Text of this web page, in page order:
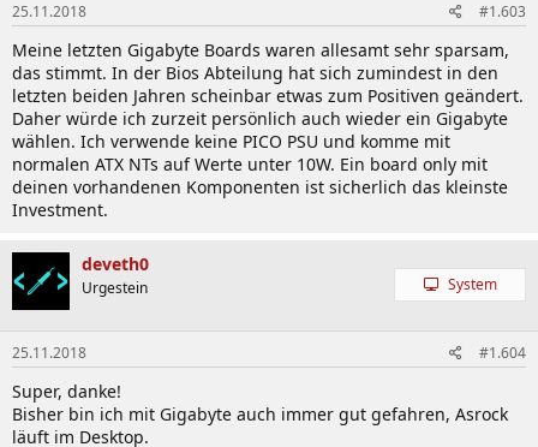
25.11.2018 #1.603
Meine letzten Gigabyte Boards waren allesamt sehr sparsam,
das stimmt. In der Bios Abteilung hat sich zumindest in den
letzten beiden Jahren scheinbar etwas zum Positiven geändert.
Daher würde ich zurzeit persönlich auch wieder ein Gigabyte
wählen. Ich verwende keine PICO PSU und komme mit
normalen ATX NTs auf Werte unter 10W. Ein board only mit
deinen vorhandenen Komponenten ist sicherlich das kleinste
Investment.
deveth0
Urgestein System
25.11.2018 #1.604
Super, danke!
Bisher bin ich mit Gigabyte auch immer gut gefahren, Asrock
läuft im Desktop.